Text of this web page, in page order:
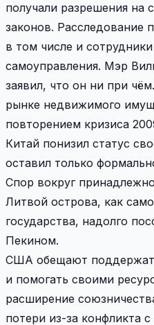
получали разрешения на
законов. Расследование
в том числе и
самоуправления. Мэр
заявил, что он ни при
рынке недвижимого
повторением кризиса
Китай понизил статус
оставил только
Спор вокруг
Литвой острова, как
государства, надолго
Пекином.
США обещают
и помогать своими
расширение
потери из-за конфликта